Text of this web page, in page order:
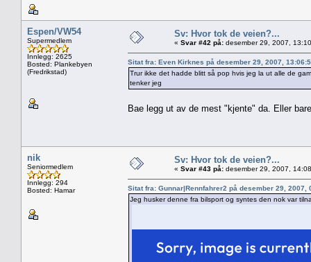
Espen/VW54
Supermedlem
Innlegg: 2625
Bosted: Plankebyen
(Fredrikstad)
Sv: Hvor tok de veien?...
« Svar #42 på: desember 29, 2007,
Sitat fra: Even Kirknes på desember 29, 2007,
Trur ikke det hadde blitt så pop hvis jeg la ut alle de
tenker jeg
Bae legg ut av de mest "kjente" da. Eller
nik
Seniormedlem
Innlegg: 294
Bosted: Hamar
Sv: Hvor tok de veien?...
« Svar #43 på: desember 29, 2007,
Sitat fra: Gunnar|Rennfahrer2 på desember 29, 2007,
Jeg husker denne fra bilsport og syntes den nok var